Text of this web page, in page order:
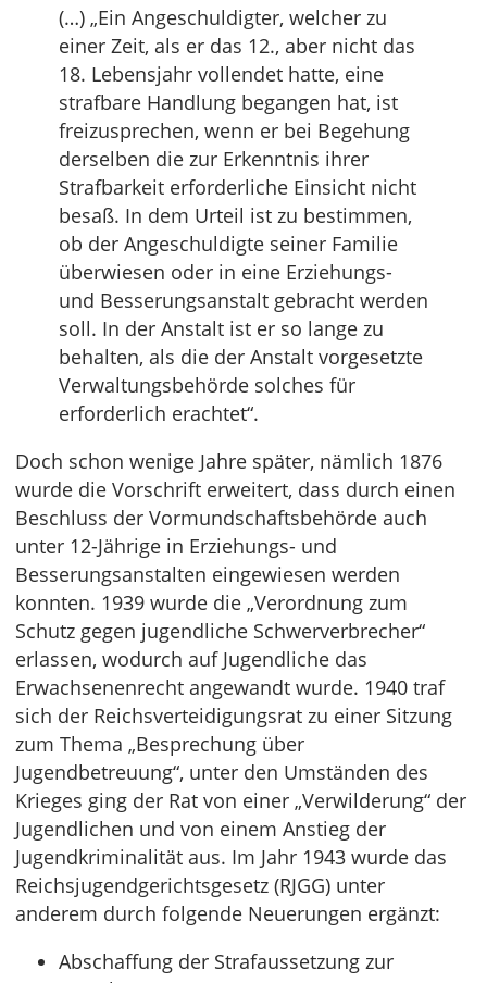
(…) „Ein Angeschuldigter, welcher zu
einer Zeit, als er das 12., aber nicht das
18. Lebensjahr vollendet hatte, eine
strafbare Handlung begangen hat, ist
freizusprechen, wenn er bei Begehung
derselben die zur Erkenntnis ihrer
Strafbarkeit erforderliche Einsicht nicht
besaß. In dem Urteil ist zu bestimmen,
ob der Angeschuldigte seiner Familie
überwiesen oder in eine Erziehungs-
und Besserungsanstalt gebracht werden
soll. In der Anstalt ist er so lange zu
behalten, als die der Anstalt vorgesetzte
Verwaltungsbehörde solches für
erforderlich erachtet“.
Doch schon wenige Jahre später, nämlich 1876
wurde die Vorschrift erweitert, dass durch einen
Beschluss der Vormundschaftsbehörde auch
unter 12-Jährige in Erziehungs- und
Besserungsanstalten eingewiesen werden
konnten. 1939 wurde die „Verordnung zum
Schutz gegen jugendliche Schwerverbrecher“
erlassen, wodurch auf Jugendliche das
Erwachsenenrecht angewandt wurde. 1940 traf
sich der Reichsverteidigungsrat zu einer Sitzung
zum Thema „Besprechung über
Jugendbetreuung“, unter den Umständen des
Krieges ging der Rat von einer „Verwilderung“ der
Jugendlichen und von einem Anstieg der
Jugendkriminalität aus. Im Jahr 1943 wurde das
Reichsjugendgerichtsgesetz (RJGG) unter
anderem durch folgende Neuerungen ergänzt:
Abschaffung der Strafaussetzung zur